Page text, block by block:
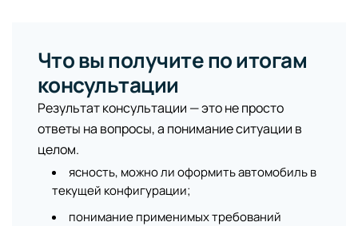
Что вы получите по итогам
консультации
Результат консультации — это не просто
ответы на вопросы, а понимание ситуации в
целом.
ясность, можно ли оформить автомобиль в
текущей конфигурации;
понимание применимых требований